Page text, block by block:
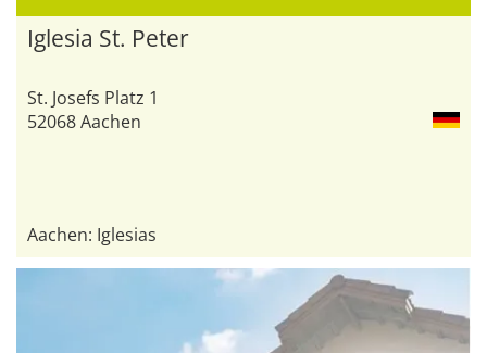
Iglesia St. Peter
St. Josefs Platz 1
52068 Aachen
Aachen: Iglesias